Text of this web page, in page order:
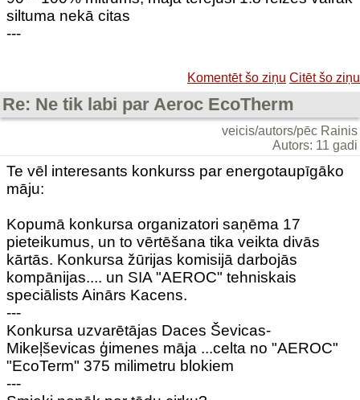
siltuma nekā citas
---
Komentēt šo ziņu Citēt šo ziņu
Re: Ne tik labi par Aeroc EcoTherm
veicis/autors/pēc Rainis
Autors: 11 gadi
Te vēl interesants konkurss par energotaupīgāko
māju:
Kopumā konkursa organizatori saņēma 17
pieteikumus, un to vērtēšana tika veikta divās
kārtās. Konkursa žūrijas komisijā darbojās
kompānijas.... un SIA "AEROC" tehniskais
speciālists Ainārs Kacens.
---
Konkursa uzvarētājas Daces Ševicas-
Mikeļševicas ģimenes māja ...celta no "AEROC"
"EcoTerm" 375 milimetru blokiem
---